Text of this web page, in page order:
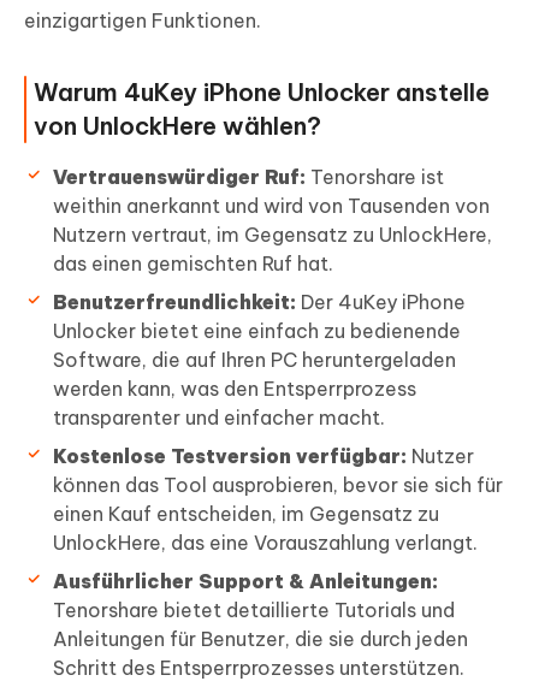
einzigartigen Funktionen.
Warum 4uKey iPhone Unlocker anstelle
von UnlockHere wählen?
Vertrauenswürdiger Ruf: Tenorshare ist
weithin anerkannt und wird von Tausenden von
Nutzern vertraut, im Gegensatz zu UnlockHere,
das einen gemischten Ruf hat.
Benutzerfreundlichkeit: Der 4uKey iPhone
Unlocker bietet eine einfach zu bedienende
Software, die auf Ihren PC heruntergeladen
werden kann, was den Entsperrprozess
transparenter und einfacher macht.
Kostenlose Testversion verfügbar: Nutzer
können das Tool ausprobieren, bevor sie sich für
einen Kauf entscheiden, im Gegensatz zu
UnlockHere, das eine Vorauszahlung verlangt.
Ausführlicher Support & Anleitungen:
Tenorshare bietet detaillierte Tutorials und
Anleitungen für Benutzer, die sie durch jeden
Schritt des Entsperrprozesses unterstützen.